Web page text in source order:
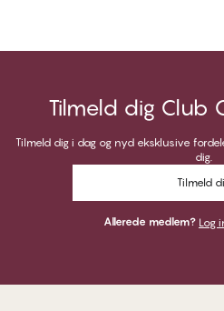
Tilmeld dig Club
Tilmeld dig i dag og nyd eksklusive
dig.
Tilmeld
Allerede medlem? Log